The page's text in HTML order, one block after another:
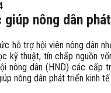
nông dân
hỗ trợ hội viên nông dân
kỹ thuật, tín chấp nguồn
nông dân (HND) các cấp
nông dân phát triển kinh tế